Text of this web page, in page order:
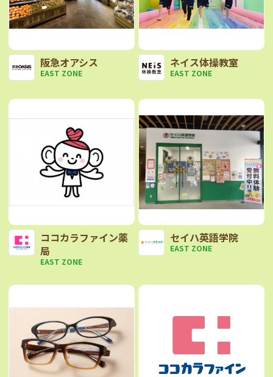
阪急オアシス
EAST ZONE
ネイス体操教室
EAST ZONE
ココカラファイン薬
局
EAST ZONE
セイハ英語学院
EAST ZONE